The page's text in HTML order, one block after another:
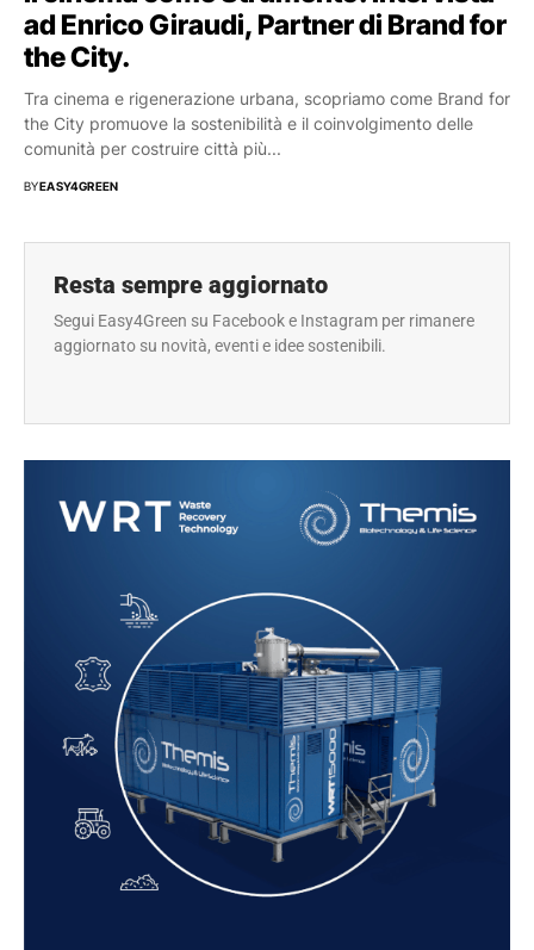
ad Enrico Giraudi, Partner di Brand for
the City.
Tra cinema e rigenerazione urbana, scopriamo come Brand for
the City promuove la sostenibilità e il coinvolgimento delle
comunità per costruire città più...
BYEASY4GREEN
Resta sempre aggiornato
Segui Easy4Green su Facebook e Instagram per rimanere
aggiornato su novità, eventi e idee sostenibili.